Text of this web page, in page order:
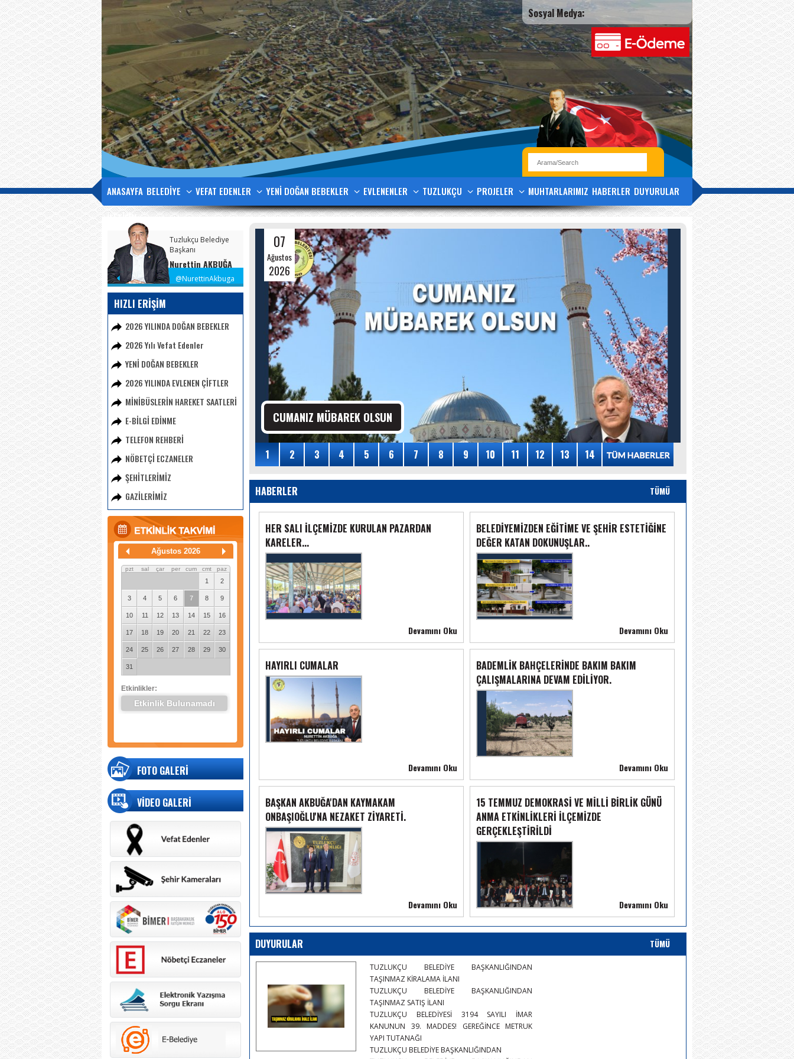
Sosyal Medya:
ANASAYFA BELEDİYE VEFAT EDENLER YENİ DOĞAN BEBEKLER EVLENENLER TUZLUKÇU PROJELER MUHTARLARIMIZ HABERLER DUYURULAR
İLETİŞİM
Tuzlukçu Belediye
Başkanı
Nurettin AKBUĞA
@NurettinAkbuga
HIZLI ERİŞİM
2026 YILINDA DOĞAN BEBEKLER
2026 Yılı Vefat Edenler
YENİ DOĞAN BEBEKLER
2026 YILINDA EVLENEN ÇİFTLER
MİNİBÜSLERİN HAREKET SAATLERİ
E-BİLGİ EDİNME
TELEFON REHBERİ
NÖBETÇİ ECZANELER
ŞEHİTLERİMİZ
GAZİLERİMİZ
Ağustos 2026
pzt sal çar per cum cmt paz
1 2
3 4 5 6 7 8 9
10 11 12 13 14 15 16
17 18 19 20 21 22 23
24 25 26 27 28 29 30
31
Etkinlikler:
Etkinlik Bulunamadı
FOTO GALERİ
VİDEO GALERİ
CUMANIZ MÜBAREK OLSUN
07
Ağustos
2026
AĞUSTOS'UN İLK HAFTASINDA İLÇE PAZARIMIZ...
04
2026
HAYIRLI CUMALAR
31
Temmmuz
2026
31
1 2 3 4 5 6 7 8 9 10 11 12 13 14
HABERLER TÜMÜ
HER SALI İLÇEMİZDE KURULAN PAZARDAN
KARELER...
Devamını Oku
BELEDİYEMİZDEN EĞİTİME VE ŞEHİR ESTETİĞİNE
DEĞER KATAN DOKUNUŞLAR..
Devamını Oku
HAYIRLI CUMALAR
Devamını Oku
BADEMLİK BAHÇELERİNDE BAKIM BAKIM
ÇALIŞMALARINA DEVAM EDİLİYOR.
Devamını Oku
BAŞKAN AKBUĞA'DAN KAYMAKAM
ONBAŞIOĞLU'NA NEZAKET ZİYARETİ.
Devamını Oku
15 TEMMUZ DEMOKRASİ VE MİLLİ BİRLİK GÜNÜ
ANMA ETKİNLİKLERİ İLÇEMİZDE
GERÇEKLEŞTİRİLDİ
Devamını Oku
DUYURULAR TÜMÜ
TUZLUKÇU BELEDİYE BAŞKANLIĞINDAN
TAŞINMAZ KİRALAMA İLANI
TUZLUKÇU BELEDİYE BAŞKANLIĞINDAN
TAŞINMAZ SATIŞ İLANI
TUZLUKÇU BELEDİYESİ 3194 SAYILI İMAR
KANUNUN 39. MADDES! GEREĞİNCE METRUK
YAPI TUTANAĞI
TUZLUKÇU BELEDİYE BAŞKANLIĞINDAN